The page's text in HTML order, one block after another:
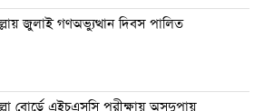
জুলাই গণঅভ্যুত্থান দিবস পালিত
বোর্ডে এইচএসসি পরীক্ষায় অসদুপায়